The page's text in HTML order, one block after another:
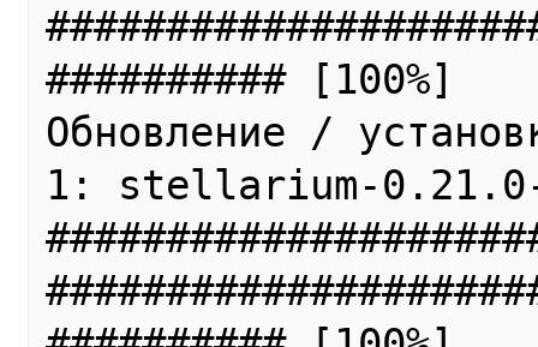
########## [100%]
Обновление /
1: stellarium-